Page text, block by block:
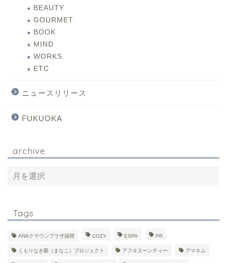
BEAUTY
GOURMET
BOOK
MIND
WORKS
ETC
ニュースリリース
FUKUOKA
archive
Tags
ANAクラウンプラザ福岡 COZY ESPA PR
くもりなき眼（まなこ）プロジェクト アフタヌーンティー アマネム